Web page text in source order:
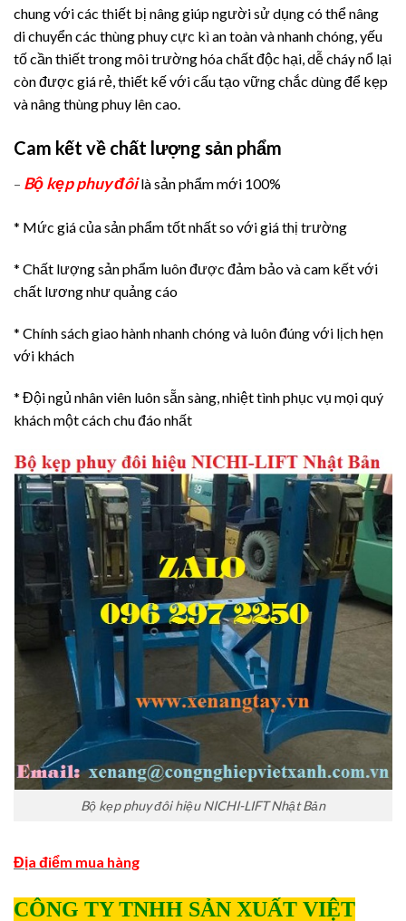
chung với các thiết bị nâng giúp người sử dụng có thể nâng
di chuyển các thùng phuy cực kì an toàn và nhanh chóng, yếu
tố cần thiết trong môi trường hóa chất độc hại, dễ cháy nổ lại
còn được giá rẻ, thiết kế với cấu tạo vững chắc dùng để kẹp
và nâng thùng phuy lên cao.
Cam kết về chất lượng sản phẩm
– Bộ kẹp phuy đôilà sản phẩm mới 100%
* Mức giá của sản phẩm tốt nhất so với giá thị trường
* Chất lượng sản phẩm luôn được đảm bảo và cam kết với
chất lương như quảng cáo
* Chính sách giao hành nhanh chóng và luôn đúng với lịch hẹn
với khách
* Đội ngủ nhân viên luôn sẵn sàng, nhiệt tình phục vụ mọi quý
khách một cách chu đáo nhất
Bộ kẹp phuy đôi hiệu NICHI-LIFT Nhật Bản
Địa điểm mua hàng
CÔNG TY TNHH SẢN XUẤT VIỆT